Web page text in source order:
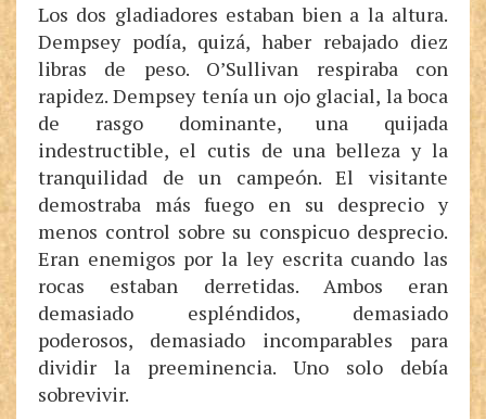
Los dos gladiadores estaban bien a la altura.
Dempsey podía, quizá, haber rebajado diez
libras de peso. O’Sullivan respiraba con
rapidez. Dempsey tenía un ojo glacial, la boca
de rasgo dominante, una quijada
indestructible, el cutis de una belleza y la
tranquilidad de un campeón. El visitante
demostraba más fuego en su desprecio y
menos control sobre su conspicuo desprecio.
Eran enemigos por la ley escrita cuando las
rocas estaban derretidas. Ambos eran
demasiado espléndidos, demasiado
poderosos, demasiado incomparables para
dividir la preeminencia. Uno solo debía
sobrevivir.